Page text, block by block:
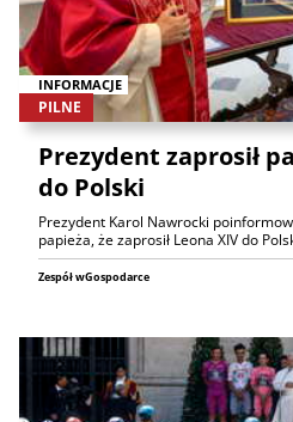
INFORMACJE
PILNE
Prezydent zaprosił
do Polski
Prezydent Karol Nawrocki
papieża, że zaprosił Leona XIV do
Zespół wGospodarce